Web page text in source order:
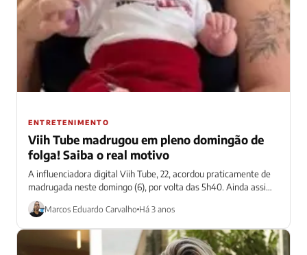
ENTRETENIMENTO
Viih Tube madrugou em pleno domingão de
folga! Saiba o real motivo
A influenciadora digital Viih Tube, 22, acordou praticamente de
madrugada neste domingo (6), por volta das 5h40. Ainda assim,
acordou ‘tarde’, considerando...
Marcos Eduardo Carvalho Há 3 anos